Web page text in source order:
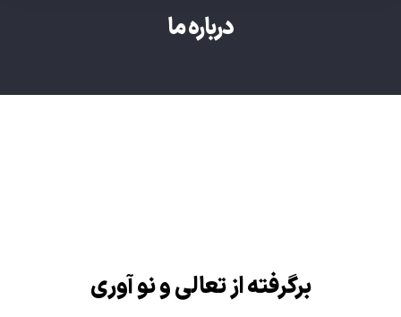
درباره ما
برگرفته از تعالی و نو آوری